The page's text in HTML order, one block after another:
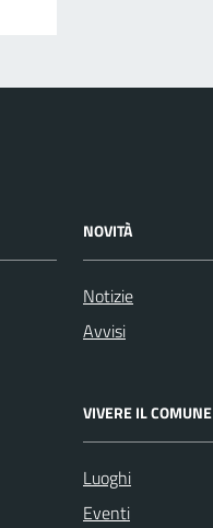
NOVITÀ
Notizie
Avvisi
VIVERE IL COMUNE
Luoghi
Eventi